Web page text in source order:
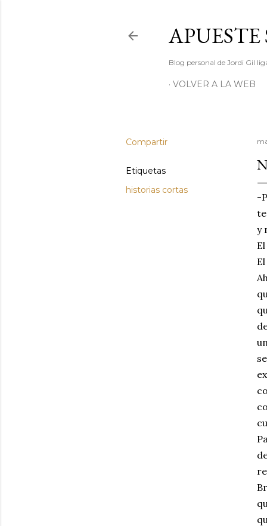
Blog personal de Jordi Gil
VOLVER A LA WEB
Compartir
Etiquetas
historias cortas
-
y